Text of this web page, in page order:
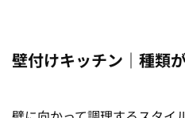
壁付けキッチン｜種類